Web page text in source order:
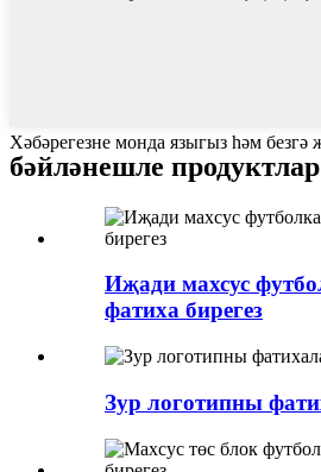
Хәбәрегезне монда языгыз һәм безгә
бәйләнешле продуктлар
Иҗади махсус
фатиха бирегез
Зур логотипны